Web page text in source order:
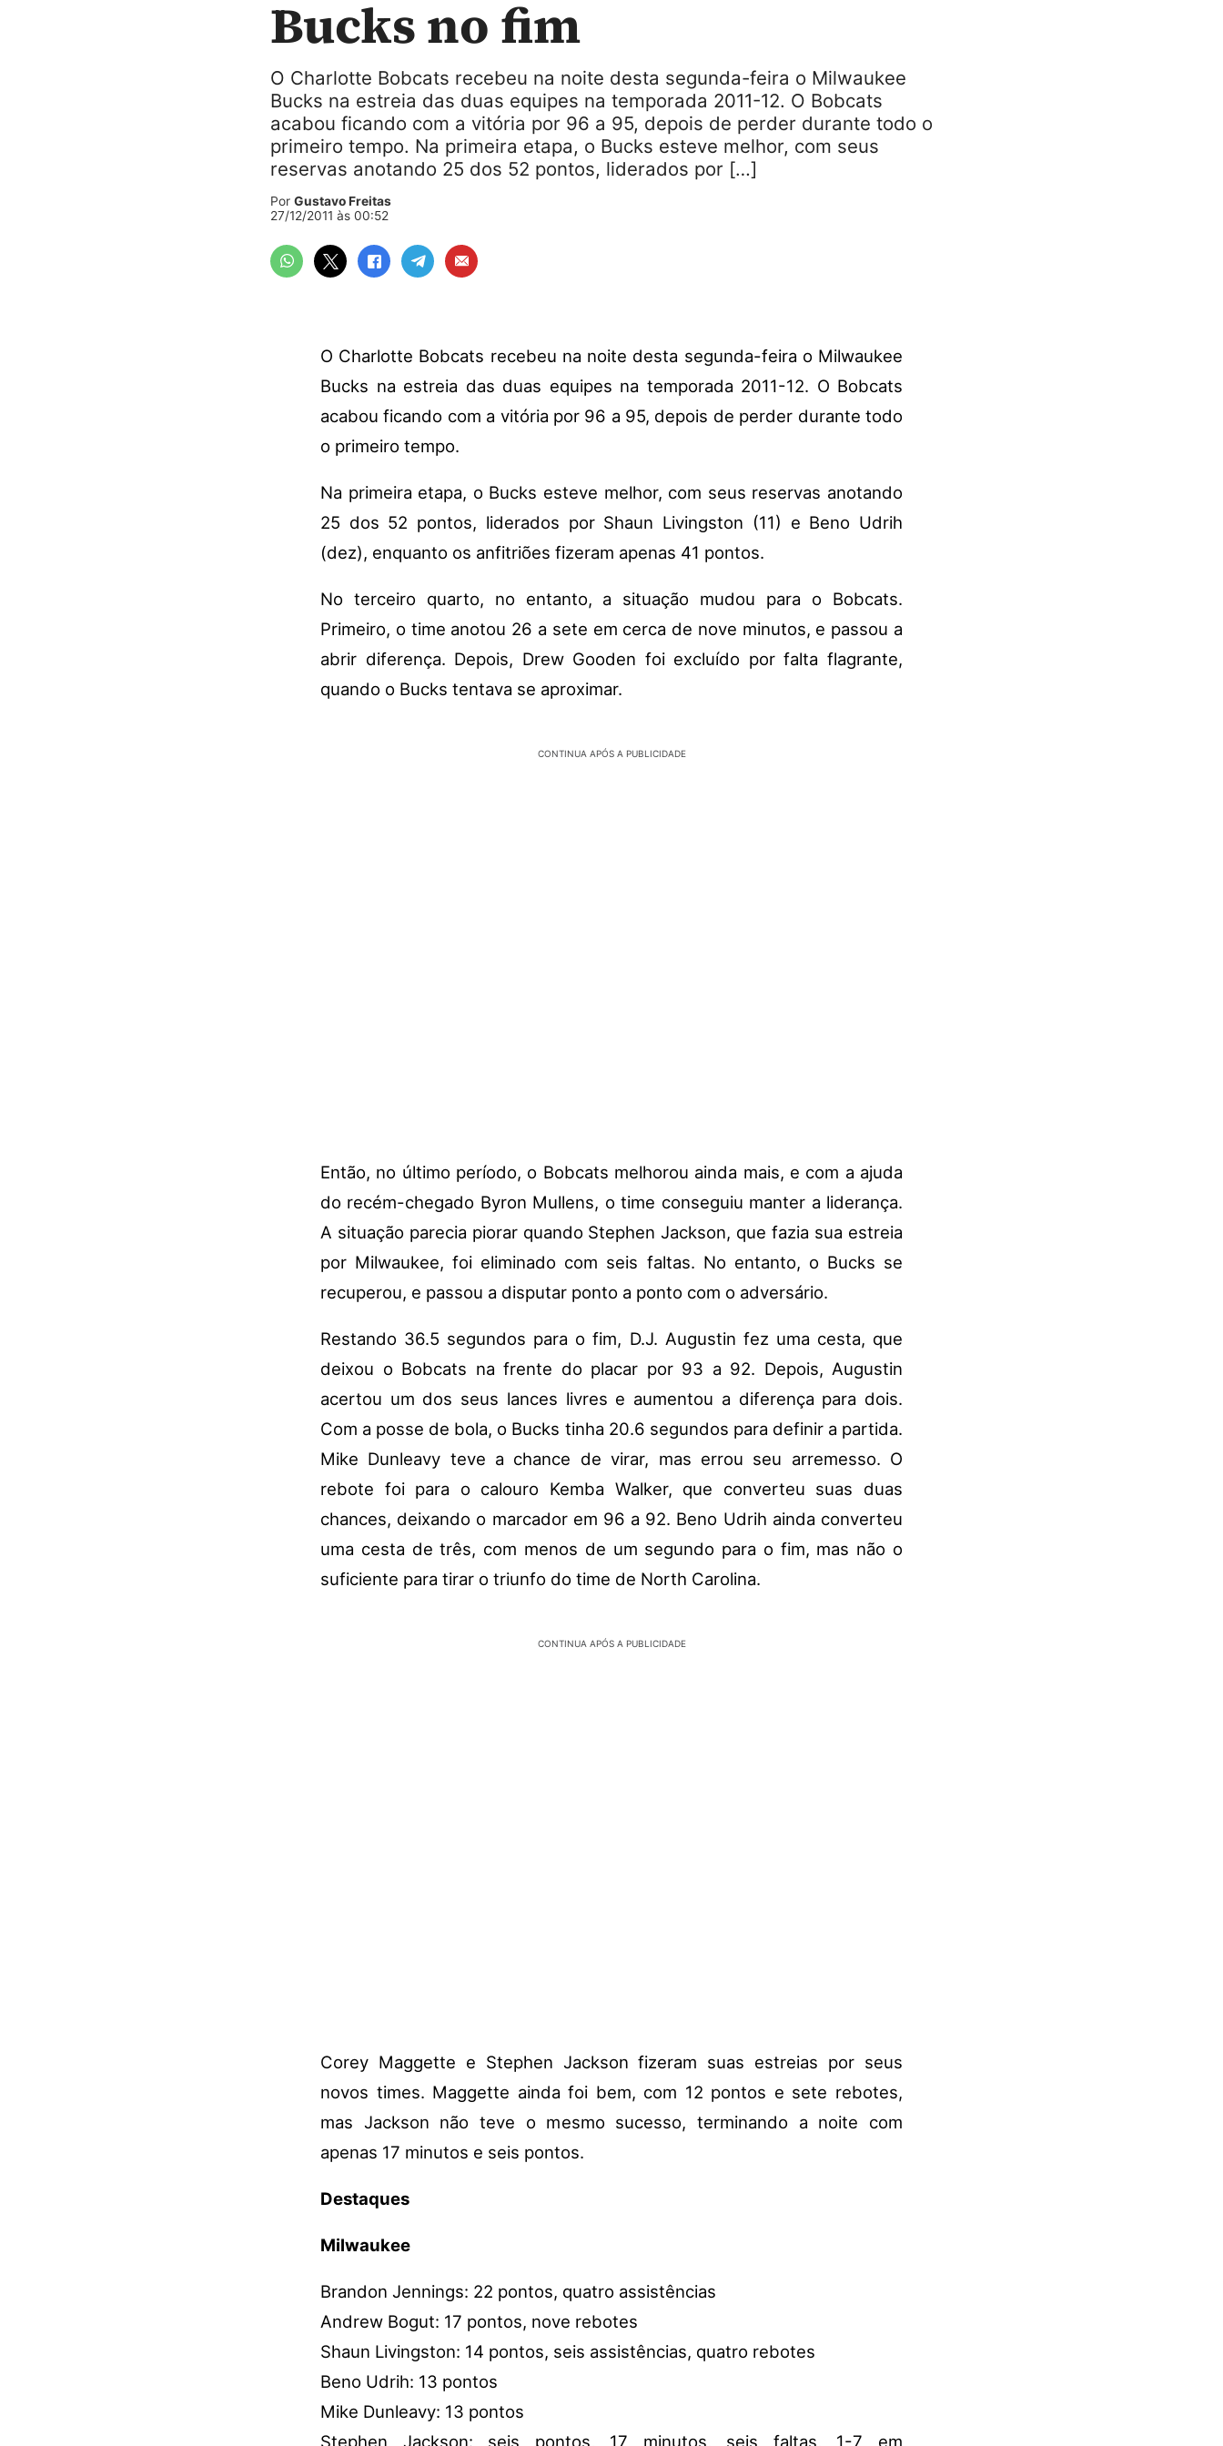
Bucks no fim
O Charlotte Bobcats recebeu na noite desta segunda-feira o Milwaukee
Bucks na estreia das duas equipes na temporada 2011-12. O Bobcats
acabou ficando com a vitória por 96 a 95, depois de perder durante todo o
primeiro tempo. Na primeira etapa, o Bucks esteve melhor, com seus
reservas anotando 25 dos 52 pontos, liderados por […]
Por Gustavo Freitas
27/12/2011 às 00:52
O Charlotte Bobcats recebeu na noite desta segunda-feira o Milwaukee
Bucks na estreia das duas equipes na temporada 2011-12. O Bobcats
acabou ficando com a vitória por 96 a 95, depois de perder durante todo
o primeiro tempo.
Na primeira etapa, o Bucks esteve melhor, com seus reservas anotando
25 dos 52 pontos, liderados por Shaun Livingston (11) e Beno Udrih
(dez), enquanto os anfitriões fizeram apenas 41 pontos.
No terceiro quarto, no entanto, a situação mudou para o Bobcats.
Primeiro, o time anotou 26 a sete em cerca de nove minutos, e passou a
abrir diferença. Depois, Drew Gooden foi excluído por falta flagrante,
quando o Bucks tentava se aproximar.
CONTINUA APÓS A PUBLICIDADE
Então, no último período, o Bobcats melhorou ainda mais, e com a ajuda
do recém-chegado Byron Mullens, o time conseguiu manter a liderança.
A situação parecia piorar quando Stephen Jackson, que fazia sua estreia
por Milwaukee, foi eliminado com seis faltas. No entanto, o Bucks se
recuperou, e passou a disputar ponto a ponto com o adversário.
Restando 36.5 segundos para o fim, D.J. Augustin fez uma cesta, que
deixou o Bobcats na frente do placar por 93 a 92. Depois, Augustin
acertou um dos seus lances livres e aumentou a diferença para dois.
Com a posse de bola, o Bucks tinha 20.6 segundos para definir a partida.
Mike Dunleavy teve a chance de virar, mas errou seu arremesso. O
rebote foi para o calouro Kemba Walker, que converteu suas duas
chances, deixando o marcador em 96 a 92. Beno Udrih ainda converteu
uma cesta de três, com menos de um segundo para o fim, mas não o
suficiente para tirar o triunfo do time de North Carolina.
CONTINUA APÓS A PUBLICIDADE
Corey Maggette e Stephen Jackson fizeram suas estreias por seus
novos times. Maggette ainda foi bem, com 12 pontos e sete rebotes,
mas Jackson não teve o mesmo sucesso, terminando a noite com
apenas 17 minutos e seis pontos.
Destaques
Milwaukee
Brandon Jennings: 22 pontos, quatro assistências
Andrew Bogut: 17 pontos, nove rebotes
Shaun Livingston: 14 pontos, seis assistências, quatro rebotes
Beno Udrih: 13 pontos
Mike Dunleavy: 13 pontos
Stephen Jackson: seis pontos, 17 minutos, seis faltas, 1-7 em